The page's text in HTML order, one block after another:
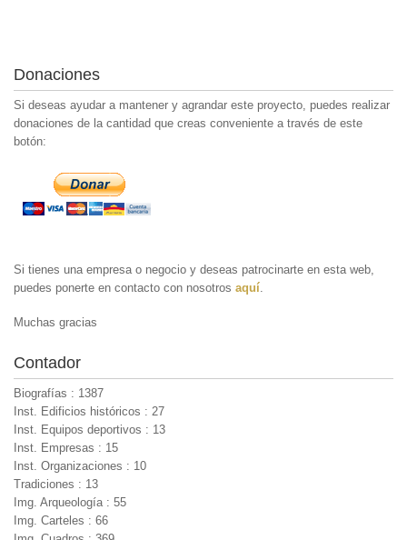
Donaciones
Si deseas ayudar a mantener y agrandar este proyecto, puedes realizar
donaciones de la cantidad que creas conveniente a través de este
botón:
Si tienes una empresa o negocio y deseas patrocinarte en esta web,
puedes ponerte en contacto con nosotros aquí
Muchas gracias
Contador
Biografías : 1387
Inst. Edificios históricos : 27
Inst. Equipos deportivos : 13
Inst. Empresas : 15
Inst. Organizaciones : 10
Tradiciones : 13
Img. Arqueología : 55
Img. Carteles : 66